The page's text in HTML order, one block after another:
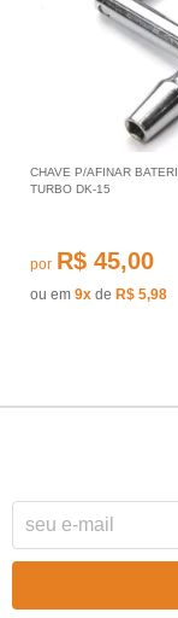
CHAVE P/AFINAR
TURBO DK-15
por R$ 45,00
ou em 9x de R$ 5,98